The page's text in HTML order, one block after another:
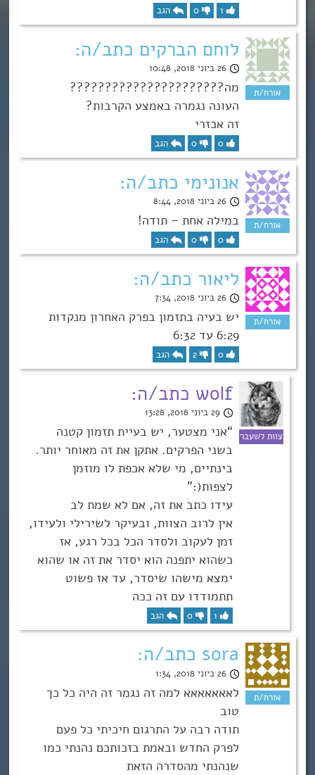
1
0 הגב
לוחם הברקים כתב/ה:
26 ביוני 2018, 10:48
מה??????????????????????
העונה נגמרה באמצע הקרבות?
זה אכזרי
0
0 הגב
אנונימי כתב/ה:
26 ביוני 2018, 8:44
במילה אחת – תודה!
0
0 הגב
ליאור כתב/ה:
26 ביוני 2018, 7:34
יש בעיה בתזמון בפרק האחרון מנקדות
6:29 עד 6:32
0
2 הגב
wolf כתב/ה:
29 ביוני 2018, 13:28
“אני מצטער, יש בעיית תזמון קטנה
בשני הפרקים. אתקן את זה מאוחר יותר.
בינתיים, מי שלא אכפת לו מוזמן
לצפות(:”
עידו כתב את זה, אם לא שמת לב
אין לרוב הצוות, ובעיקר לשירילי ולעידו,
זמן לעקוב ולסדר הכל בכל רגע, אז
כשהוא יתפנה הוא יסדר את זה או שהוא
ימצא מישהו שיסדר, עד אז פשוט
תתמודדו עם זה ככה
1
0 הגב
sora כתב/ה:
26 ביוני 2018, 1:34
לאאאאאאא למה זה נגמר זה היה כל כך
טוב
תודה רבה על התרגום חיכיתי כל פעם
לפרק החדש ובאמת בזכותכם נהנתי כמו
שנהנתי מהסדרה הזאת